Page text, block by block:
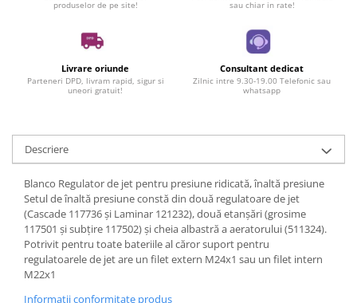
produselor de pe site!
sau chiar in rate!
Livrare oriunde
Parteneri DPD, livram rapid, sigur si
uneori gratuit!
Consultant dedicat
Zilnic intre 9.30-19.00 Telefonic sau
whatsapp
Descriere
Blanco Regulator de jet pentru presiune ridicată, înaltă presiune
Setul de înaltă presiune constă din două regulatoare de jet
(Cascade 117736 și Laminar 121232), două etanșări (grosime
117501 și subțire 117502) și cheia albastră a aeratorului (511324).
Potrivit pentru toate bateriile al căror suport pentru
regulatoarele de jet are un filet extern M24x1 sau un filet intern
M22x1
Informatii conformitate produs